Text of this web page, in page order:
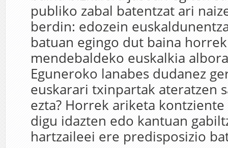
publiko zabal batentzat ari
berdin: edozein
batuan egingo dut baina
mendebaldeko euskalkia
Eguneroko lanabes dudanez
euskarari txinpartak ateratzen
ezta? Horrek ariketa
digu idazten edo kantuan
hartzaileei ere predisposizio